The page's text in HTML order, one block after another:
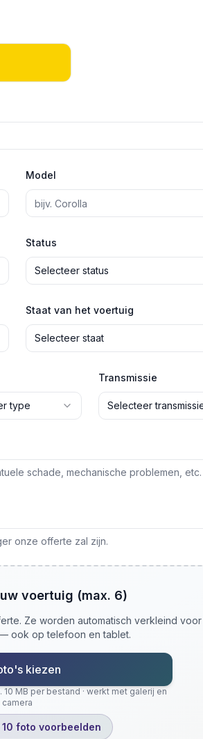
Model
Status
Selecteer status
Staat van het voertuig
Selecteer staat
type
Transmissie
Selecteer
onze offerte zal zijn.
voertuig (max. 6)
Ze worden automatisch verkleind voor
ook op telefoon en tablet.
kiezen
10 MB per bestand · werkt met galerij en
camera
foto voorbeelden